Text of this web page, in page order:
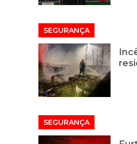
SEGURANÇA
SEGURANÇA